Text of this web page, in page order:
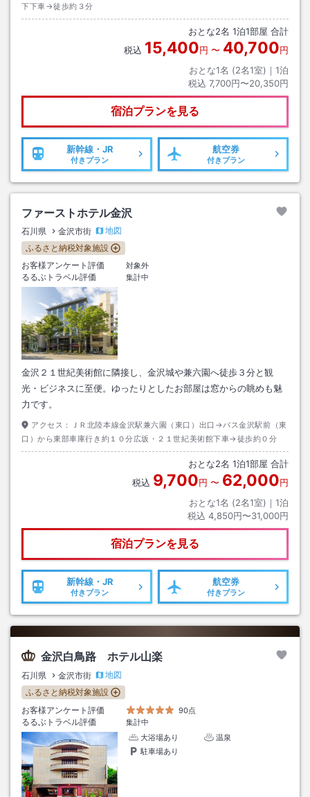
下下車→徒歩約３分
おとな2名 1泊1部屋 合計
税込 15,400円 〜 40,700円
おとな1名 (2名1室)｜ 1泊
税込 7,700円〜20,350円
宿泊プランを見る
新幹線・JR
付きプラン
航空券
付きプラン
ファーストホテル金沢
石川県 金沢市街
地図
ふるさと納税対象施設
お客様アンケート評価
対象外
るるぶトラベル評価 集計中
金沢２１世紀美術館に隣接し、金沢城や兼六園へ徒歩３分と観
光・ビジネスに至便。ゆったりとしたお部屋は窓からの眺めも魅
力です。
アクセス：
ＪＲ北陸本線金沢駅兼六園（東口）出口→バス金沢駅前（東
口）から東部車庫行き約１０分広坂・２１世紀美術館下車→徒歩約０分
おとな2名 1泊1部屋 合計
税込 9,700円 〜 62,000円
おとな1名 (2名1室)｜ 1泊
税込 4,850円〜31,000円
宿泊プランを見る
新幹線・JR
付きプラン
航空券
付きプラン
金沢白鳥路 ホテル山楽
石川県 金沢市街
地図
ふるさと納税対象施設
お客様アンケート評価
90点
るるぶトラベル評価
集計中
大浴場あり
温泉
駐車場あり